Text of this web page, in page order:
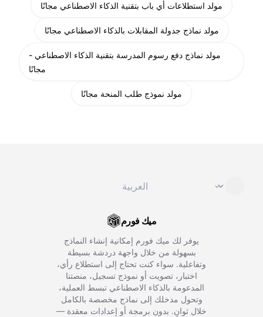
مولد استطلاعات أي باب بتقنية الذكاء الاصطناعي مجانًا
مولد نماذج جدولة المقابلات بالذكاء الاصطناعي مجانًا
مولد نماذج دفع رسوم المدرسة بتقنية الذكاء الاصطناعي -
مجانًا
مولد نموذج طلب المنحة مجانًا
⌄
ميك فورم
يوفر لك ميك فورم إمكانية إنشاء النماذج
بسهولة من خلال واجهة دردشة بسيطة
وتفاعلية. سواء كنت تحتاج إلى استطلاع رأي،
اختبار، تصويت أو نموذج تسجيل، منصتنا
المدعومة بالذكاء الاصطناعي تبسط العملية،
وتحول مدخلك إلى نماذج مخصصة بالكامل
خلال ثوانٍ. بدون برمجة أو إعدادات معقدة —